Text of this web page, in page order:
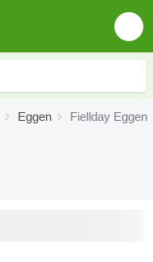
Eggen Fiellday Eggen